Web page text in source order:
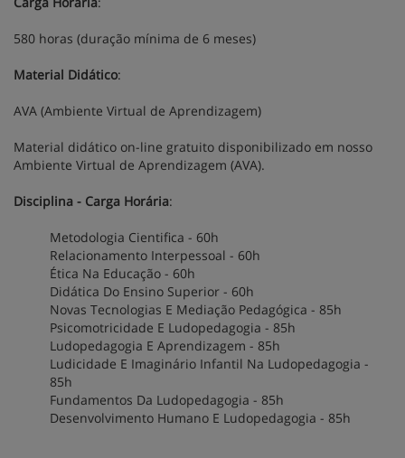
580 horas (duração mínima de 6 meses)
Material Didático:
AVA (Ambiente Virtual de Aprendizagem)
Material didático on-line gratuito disponibilizado em nosso
Ambiente Virtual de Aprendizagem (AVA).
Disciplina - Carga Horária:
Metodologia Cientifica - 60h
Relacionamento Interpessoal - 60h
Ética Na Educação - 60h
Didática Do Ensino Superior - 60h
Novas Tecnologias E Mediação Pedagógica - 85h
Psicomotricidade E Ludopedagogia - 85h
Ludopedagogia E Aprendizagem - 85h
Ludicidade E Imaginário Infantil Na Ludopedagogia -
85h
Fundamentos Da Ludopedagogia - 85h
Desenvolvimento Humano E Ludopedagogia - 85h